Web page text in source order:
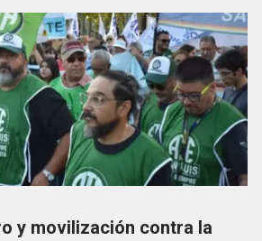
y movilización contra la